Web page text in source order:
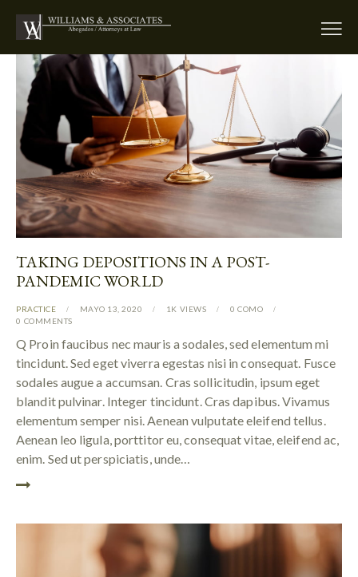
TAKING DEPOSITIONS IN A POST-
PANDEMIC WORLD
PRACTICE MAYO 13, 2020 1K VIEWS 0 COMO
0 COMMENTS
Q Proin faucibus nec mauris a sodales, sed elementum mi
tincidunt. Sed eget viverra egestas nisi in consequat. Fusce
sodales augue a accumsan. Cras sollicitudin, ipsum eget
blandit pulvinar. Integer tincidunt. Cras dapibus. Vivamus
elementum semper nisi. Aenean vulputate eleifend tellus.
Aenean leo ligula, porttitor eu, consequat vitae, eleifend ac,
enim. Sed ut perspiciatis, unde…